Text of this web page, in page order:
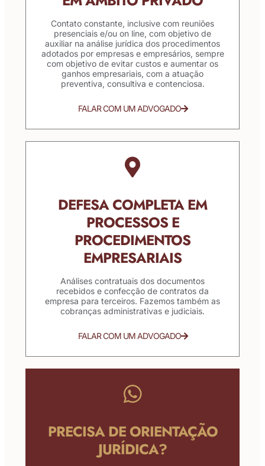
Contato constante, inclusive com reuniões
presenciais e/ou on line, com objetivo de
auxiliar na análise jurídica dos procedimentos
adotados por empresas e empresários, sempre
com objetivo de evitar custos e aumentar os
ganhos empresariais, com a atuação
preventiva, consultiva e contenciosa.
FALAR COM UM ADVOGADO
DEFESA COMPLETA EM
PROCESSOS E
PROCEDIMENTOS
EMPRESARIAIS
Análises contratuais dos documentos
recebidos e confecção de contratos da
empresa para terceiros. Fazemos também as
cobranças administrativas e judiciais.
FALAR COM UM ADVOGADO
PRECISA DE ORIENTAÇÃO
JURÍDICA?